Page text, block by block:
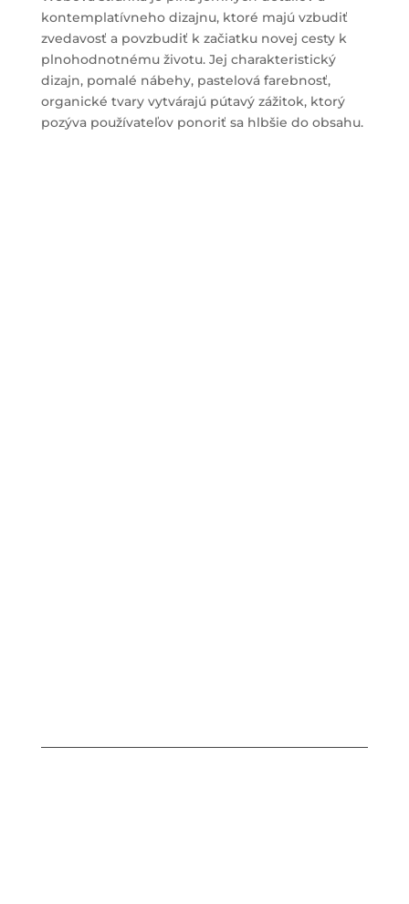
kontemplatívneho dizajnu, ktoré majú vzbudiť
zvedavosť a povzbudiť k začiatku novej cesty k
plnohodnotnému životu. Jej charakteristický
dizajn, pomalé nábehy, pastelová farebnosť,
organické tvary vytvárajú pútavý zážitok, ktorý
pozýva používateľov ponoriť sa hlbšie do obsahu.